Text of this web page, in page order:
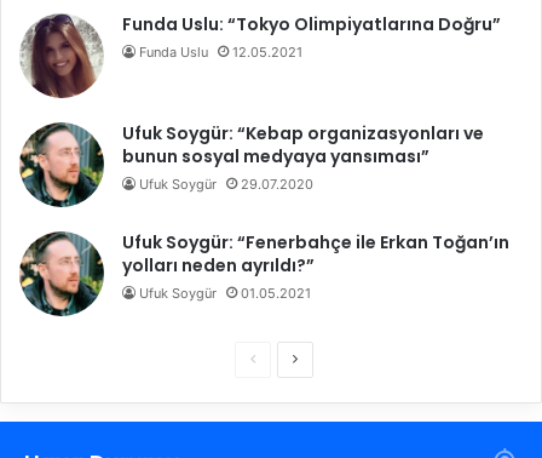
Funda Uslu: “Tokyo Olimpiyatlarına Doğru”
Funda Uslu 12.05.2021
Ufuk Soygür: “Kebap organizasyonları ve
bunun sosyal medyaya yansıması”
Ufuk Soygür 29.07.2020
Ufuk Soygür: “Fenerbahçe ile Erkan Toğan’ın
yolları neden ayrıldı?”
Ufuk Soygür 01.05.2021
c
n